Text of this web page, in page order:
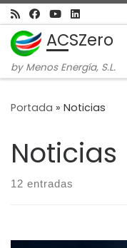
Skip to content
ACSZero
by Menos Energía, S.L.
Portada » Noticias
Noticias
12 entradas